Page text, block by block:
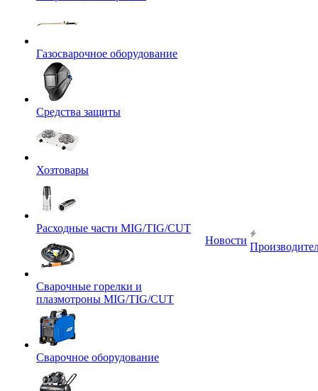
Газосварочное оборудование
Средства защиты
Хозтовары
Расходные части MIG/TIG/CUT
Сварочные горелки и
плазмотроны MIG/TIG/CUT
Сварочное оборудование
Новости